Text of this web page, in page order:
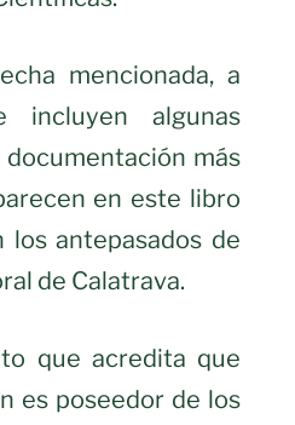
mencionada, a
incluyen algunas
más
en este libro
los antepasados de
de Calatrava.
que acredita que
es poseedor de los